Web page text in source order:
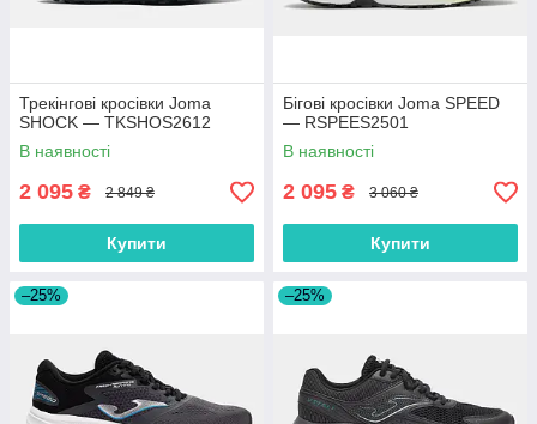
Трекінгові кросівки Joma
SHOCK — TKSHOS2612
В наявності
2 095 ₴ 2 849 ₴
Купити
Бігові кросівки Joma SPEED
— RSPEES2501
В наявності
2 095 ₴ 3 060 ₴
Купити
–25% –25%